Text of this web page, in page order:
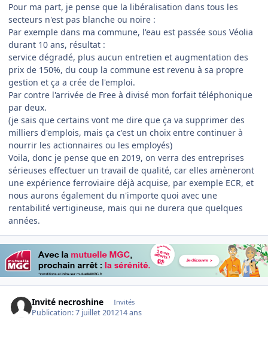
Pour ma part, je pense que la libéralisation dans tous les
secteurs n'est pas blanche ou noire :
Par exemple dans ma commune, l'eau est passée sous Véolia
durant 10 ans, résultat :
service dégradé, plus aucun entretien et augmentation des
prix de 150%, du coup la commune est revenu à sa propre
gestion et ça a crée de l'emploi.
Par contre l'arrivée de Free à divisé mon forfait téléphonique
par deux.
(je sais que certains vont me dire que ça va supprimer des
milliers d'emplois, mais ça c'est un choix entre continuer à
nourrir les actionnaires ou les employés)
Voila, donc je pense que en 2019, on verra des entreprises
sérieuses effectuer un travail de qualité, car elles amèneront
une expérience ferroviaire déjà acquise, par exemple ECR, et
nous aurons également du n'importe quoi avec une
rentabilité vertigineuse, mais qui ne durera que quelques
années.
Invité necroshine Invités
Publication:7 juillet 201214 ans